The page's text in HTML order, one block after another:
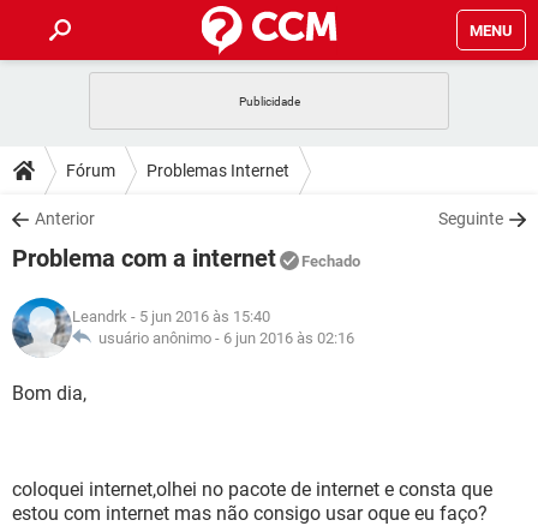
MENU
CELULAR FACEBOOK
OUTLOOK
INSTAGRAM GMAIL
GUIA DE COMPRAS
DICAS
JOGOS WHATSAPP
INSTAGRAM
GUIA DE COMPRAS
DOWNLOADS
JOGOS WHATSAPP
CELULAR
OUTLOOK EXCEL
INSTAGRAM
JOGOS
CELULAR
OUTLOOK
GUIA DE COMPRAS
GLOSSÁRIO
JOGOS
INSTAGRAM GMAIL
Fórum Problemas Internet
Anterior Seguinte
Problema com a internet Fechado
Leandrk - 5 jun 2016 às 15:40
usuário anônimo - 6 jun 2016 às 02:16
Bom dia,
coloquei internet,olhei no pacote de internet e consta que
estou com internet mas não consigo usar oque eu faço?